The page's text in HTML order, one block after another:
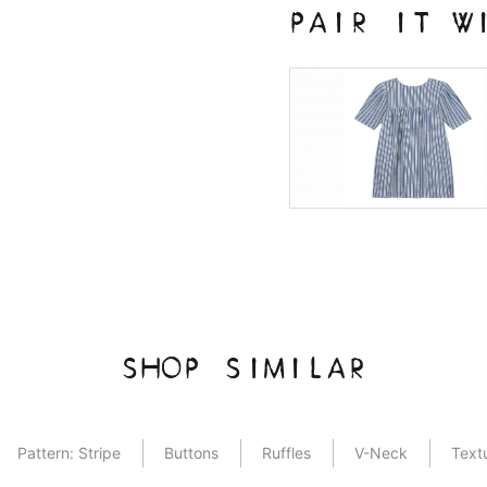
PAIR IT
SHOP SIMILAR
Pattern: Stripe Buttons Ruffles V-Neck